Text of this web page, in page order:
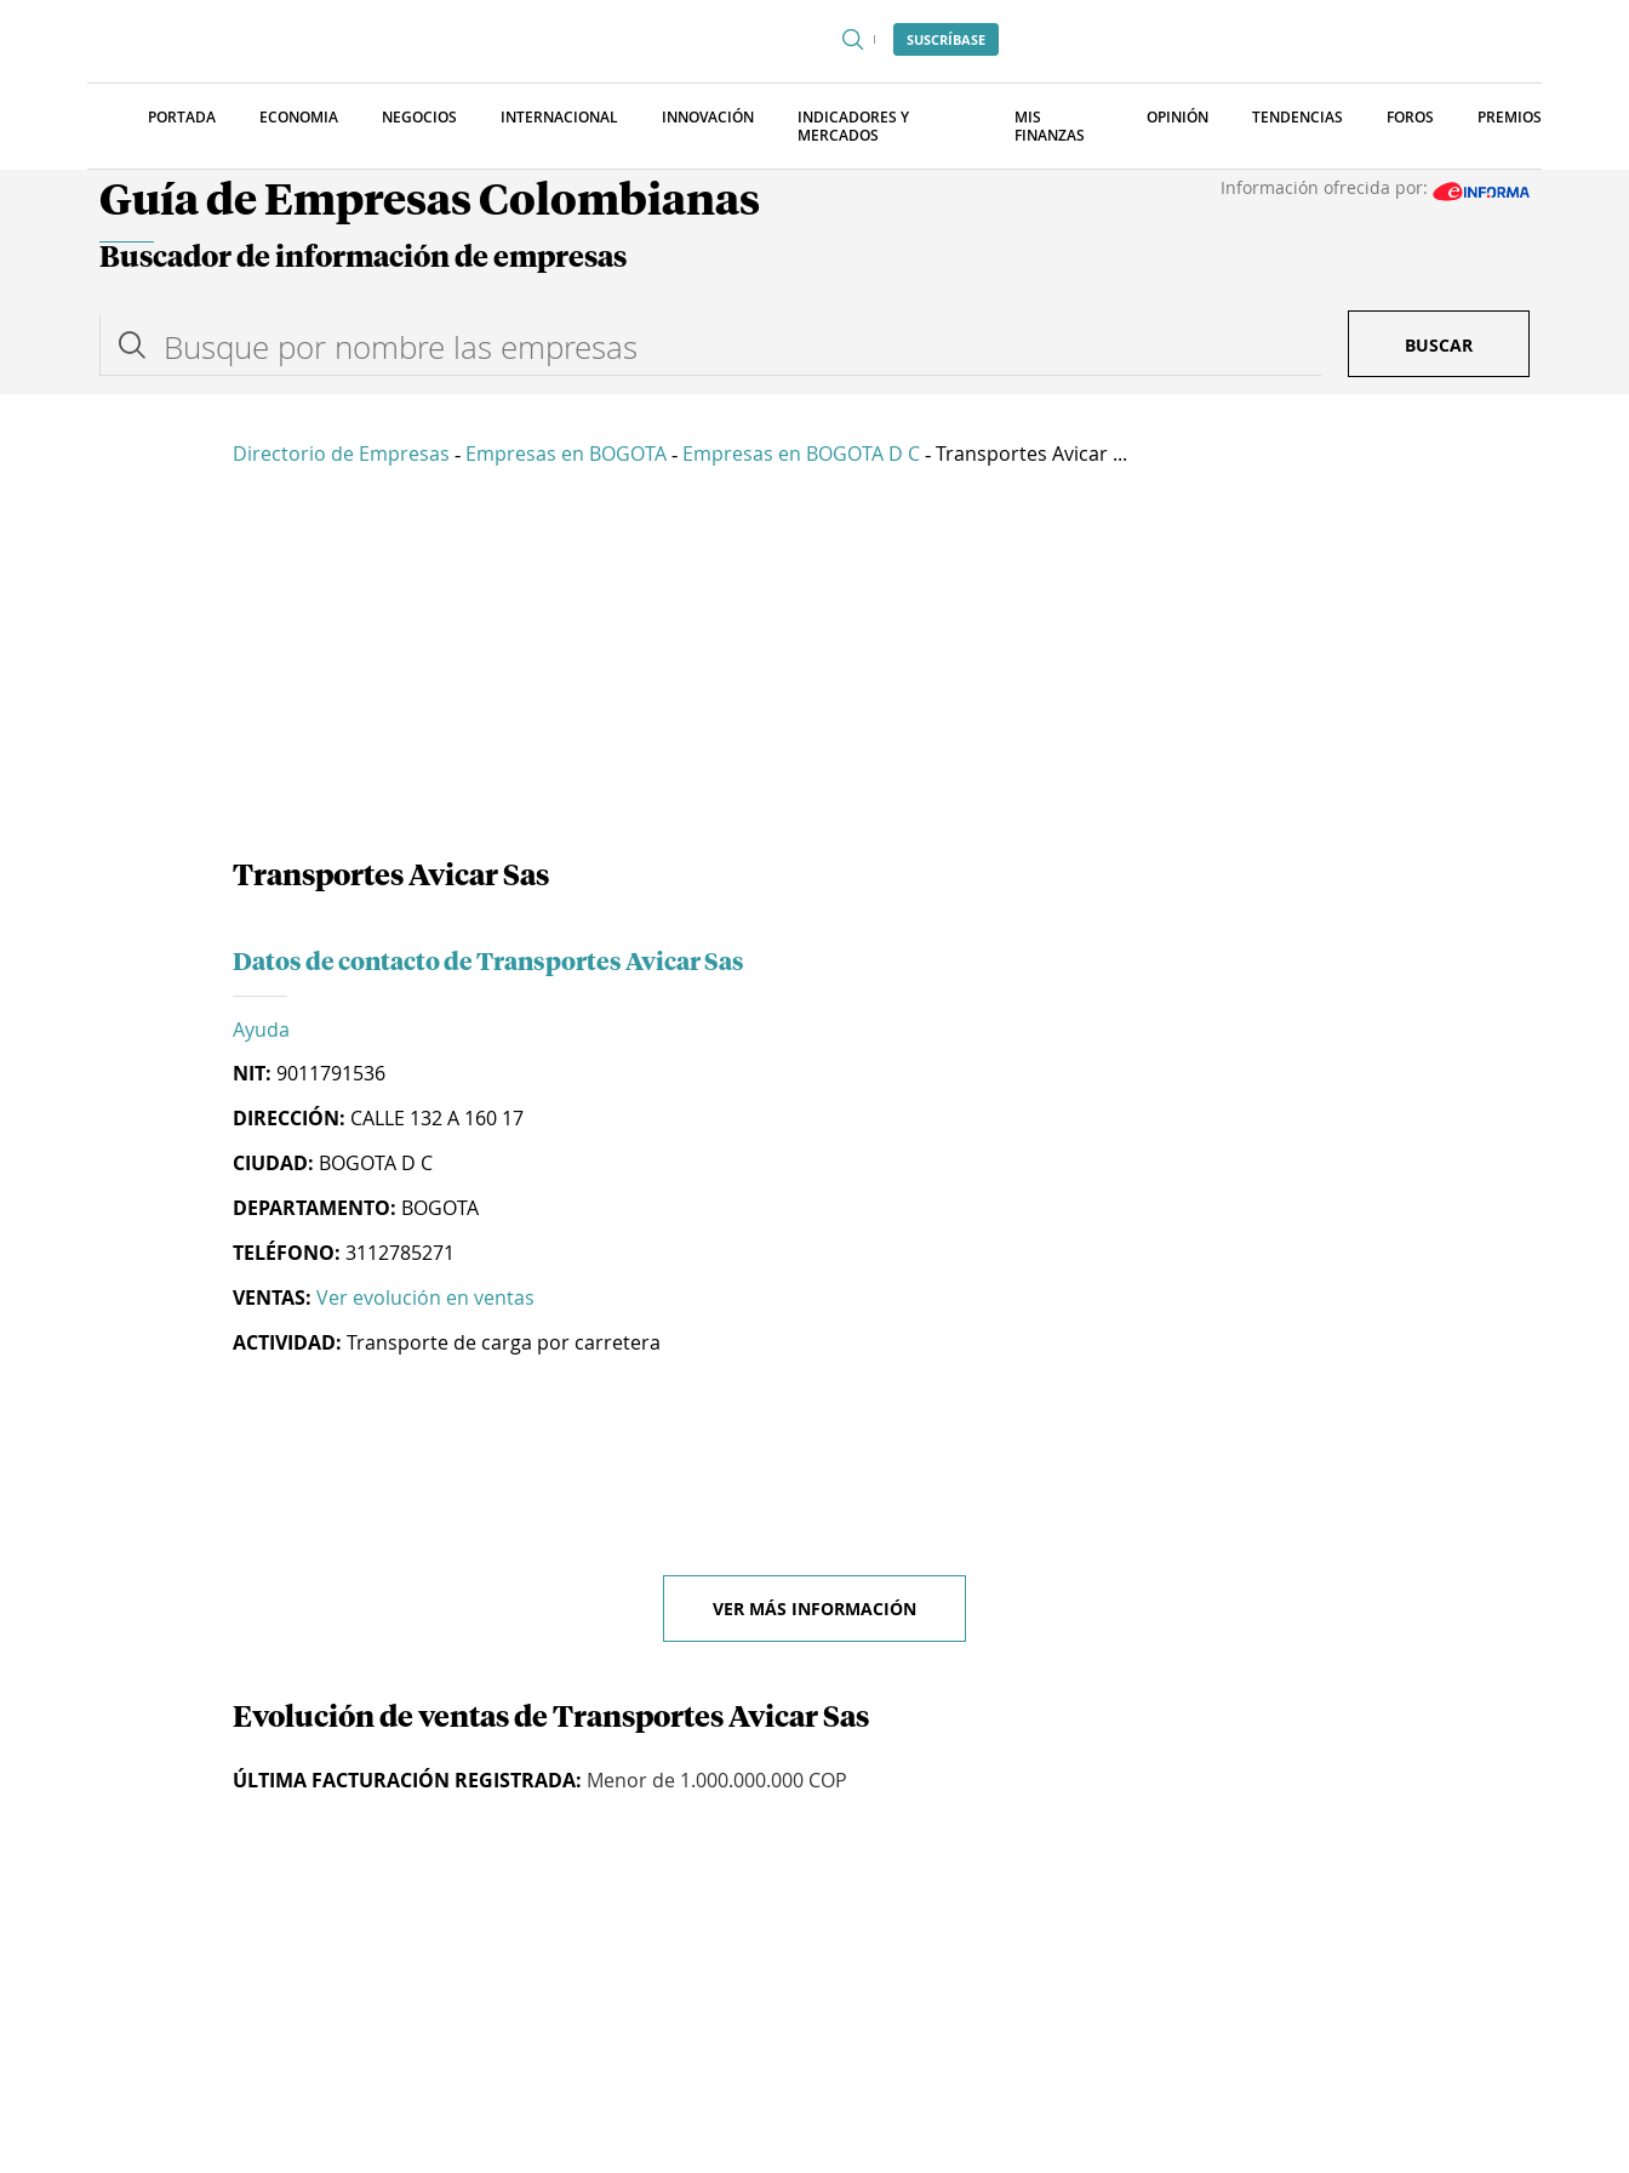
SUSCRÍBASE
PORTADA ECONOMIA NEGOCIOS INTERNACIONAL INNOVACIÓN
INDICADORES Y
MERCADOS
MIS
FINANZAS
OPINIÓN TENDENCIAS FOROS PREMIOS
Guía de Empresas Colombianas Información ofrecida por:
Buscador de información de empresas
BUSCAR
Directorio de Empresas - Empresas en BOGOTA - Empresas en BOGOTA D C - Transportes Avicar ...
Transportes Avicar Sas
Datos de contacto de Transportes Avicar Sas
Ayuda
NIT: 9011791536
DIRECCIÓN: CALLE 132 A 160 17
CIUDAD: BOGOTA D C
DEPARTAMENTO: BOGOTA
TELÉFONO: 3112785271
VENTAS: Ver evolución en ventas
ACTIVIDAD: Transporte de carga por carretera
VER MÁS INFORMACIÓN
Evolución de ventas de Transportes Avicar Sas
ÚLTIMA FACTURACIÓN REGISTRADA: Menor de 1.000.000.000 COP